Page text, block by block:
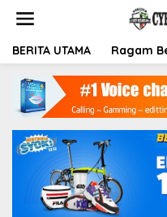
t
BERITA UTAMA Ragam